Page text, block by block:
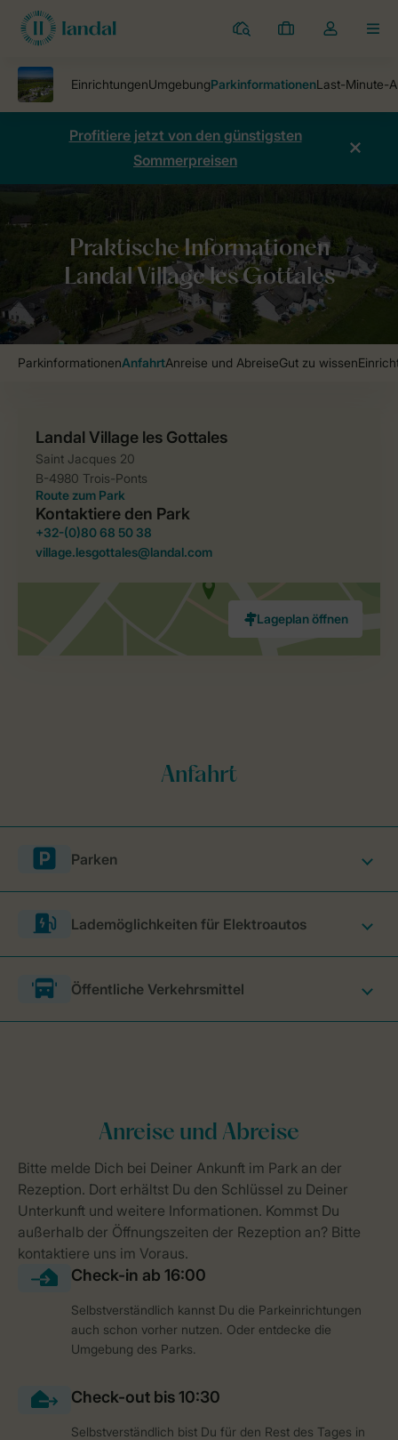
Ferienparks
Meine
Dropdown-
öffnen
Profitiere jetzt von den günstigsten
Sommerpreisen
Parken
Lademöglichkeiten für Elektroautos
Öffentliche Verkehrsmittel
Selbstverständlich kannst Du die Parkeinrichtungen
auch schon vorher nutzen. Oder entdecke die
Umgebung des Parks.
Selbstverständlich bist Du für den Rest des Tages in